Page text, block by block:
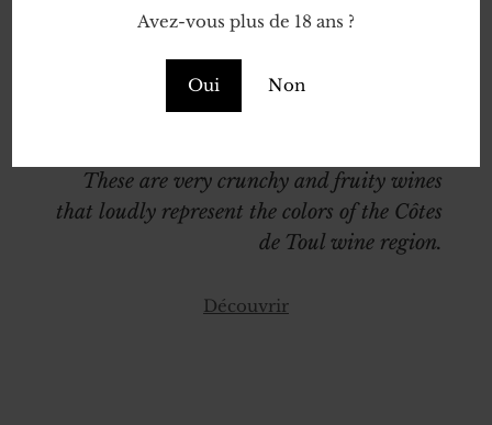
Avez-vous plus de 18 ans ?
Oui Non
These are very crunchy and fruity wines
that loudly represent the colors of the Côtes
de Toul wine region.
Découvrir